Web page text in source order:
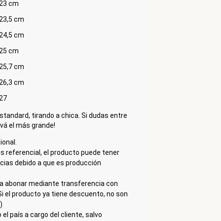
cm
cm
cm
cm
cm
cm
tirando a chica. Si dudas entre
el más grande!
referencial, el producto puede tener
debido a que es producción
abonar mediante transferencia con
el producto ya tiene descuento, no son
el país a cargo del cliente, salvo